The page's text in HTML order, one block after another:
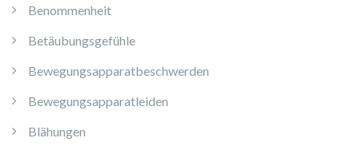
Benommenheit
Betäubungsgefühle
Bewegungsapparatbeschwerden
Bewegungsapparatleiden
Blähungen